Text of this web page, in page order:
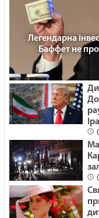
ДЕ
Час
Легендарна
Баффет не